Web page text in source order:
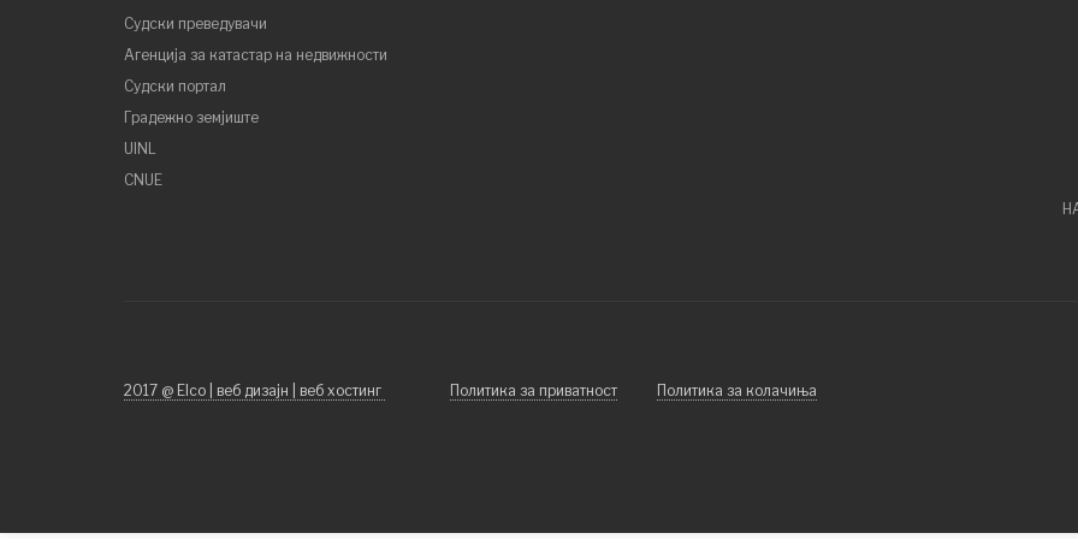
Судски преведувачи
Агенција за катастар на недвижности
Судски портал
Градежно земјиште
UINL
CNUE
2017 @ Elco | веб дизајн | веб хостинг Политика за приватност Политика за колачиња